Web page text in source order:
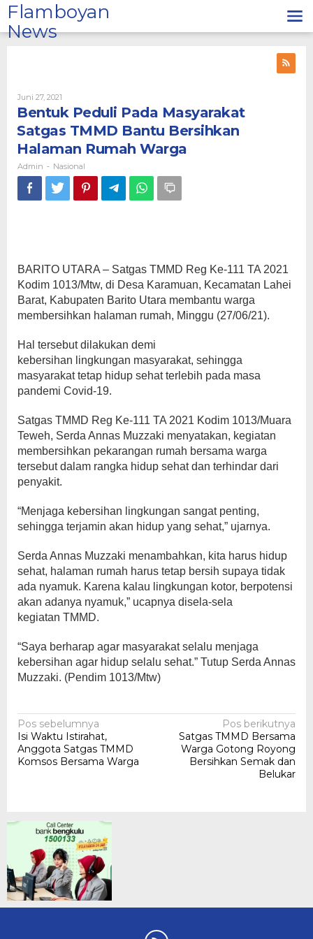
Lewati
ke
konten
Flamboyan
News
Juni 27, 2021
Admin
Bentuk Peduli Pada Masyarakat
Satgas TMMD Bantu Bersihkan
Halaman Rumah Warga
Admin - Nasional
BARITO UTARA – Satgas TMMD Reg Ke-111 TA 2021
Kodim 1013/Mtw, di Desa Karamuan, Kecamatan Lahei
Barat, Kabupaten Barito Utara membantu warga
membersihkan halaman rumah, Minggu (27/06/21).
Hal tersebut dilakukan demi
kebersihan lingkungan masyarakat, sehingga
masyarakat tetap hidup sehat terlebih pada masa
pandemi Covid-19.
Satgas TMMD Reg Ke-111 TA 2021 Kodim 1013/Muara
Teweh, Serda Annas Muzzaki menyatakan, kegiatan
membersihkan pekarangan rumah bersama warga
tersebut dalam rangka hidup sehat dan terhindar dari
penyakit.
“Menjaga kebersihan lingkungan sangat penting,
sehingga terjamin akan hidup yang sehat,” ujarnya.
Serda Annas Muzzaki menambahkan, kita harus hidup
sehat, halaman rumah harus tetap bersih supaya tidak
ada nyamuk. Karena kalau lingkungan kotor, berpotensi
akan adanya nyamuk,” ucapnya disela-sela
kegiatan TMMD.
“Saya berharap agar masyarakat selalu menjaga
kebersihan agar hidup selalu sehat.” Tutup Serda Annas
Muzzaki. (Pendim 1013/Mtw)
Navigasi
pos
Pos sebelumnya
Isi Waktu Istirahat,
Anggota Satgas TMMD
Komsos Bersama Warga
Pos berikutnya
Satgas TMMD Bersama
Warga Gotong Royong
Bersihkan Semak dan
Belukar